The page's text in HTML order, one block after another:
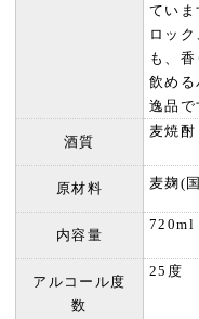
ていま
ロッ
も、
飲める
逸品で
酒質
麦焼酎
原材料 麦麹(
内容量
720ml
アルコール度
数
25度